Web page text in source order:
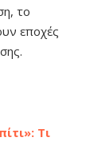
το
εποχές
Τι